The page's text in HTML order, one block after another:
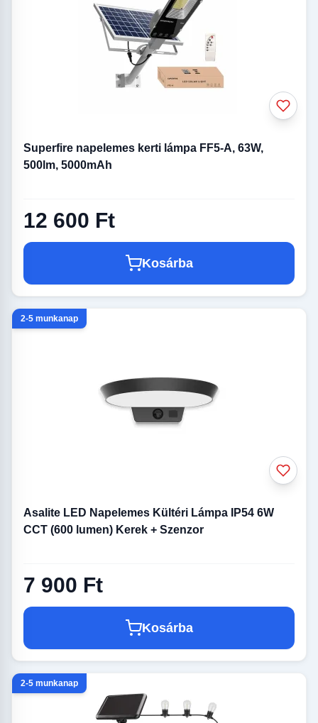
Superfire napelemes kerti lámpa FF5-A, 63W,
500lm, 5000mAh
12 600 Ft
Kosárba
2-5 munkanap
Asalite LED Napelemes Kültéri Lámpa IP54 6W
CCT (600 lumen) Kerek + Szenzor
7 900 Ft
Kosárba
2-5 munkanap